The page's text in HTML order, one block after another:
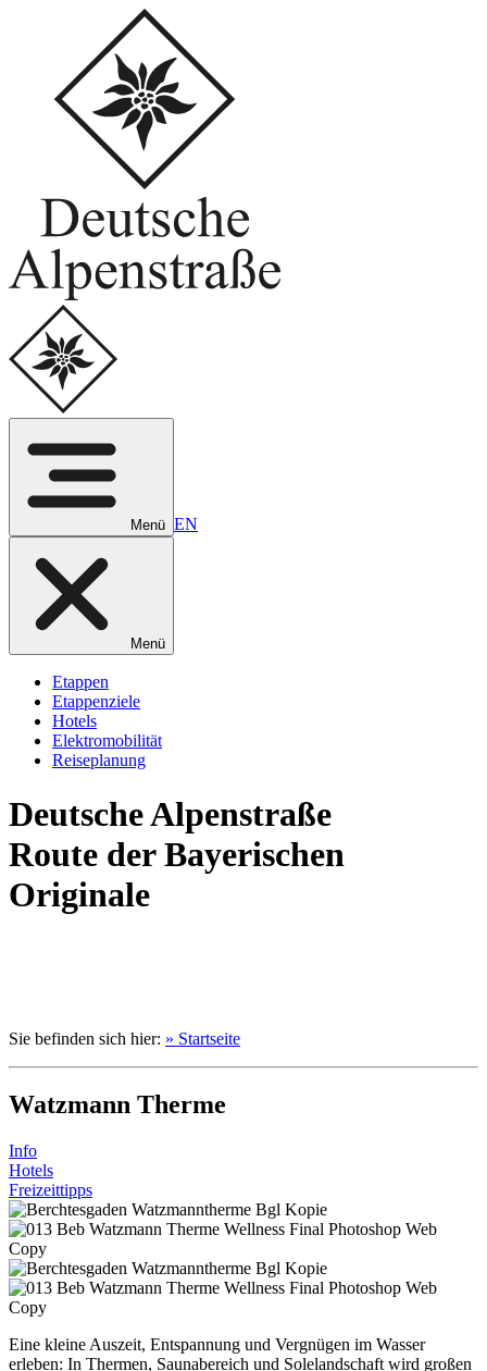
Menü EN
Menü
Etappen
Etappenziele
Hotels
Elektromobilität
Reiseplanung
DeutscheAlpenstraße
Route der Bayerischen
Originale
Sie befinden sich hier: » Startseite
Watzmann Therme
Info
Hotels
Freizeittipps
Eine kleine Auszeit, Entspannung und Vergnügen im Wasser
erleben: In Thermen, Saunabereich und Solelandschaft wird großen